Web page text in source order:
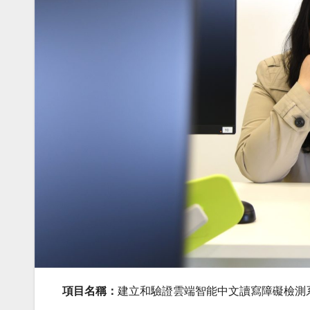
項目名稱： 建立和驗證雲端智能中文讀寫障礙檢測